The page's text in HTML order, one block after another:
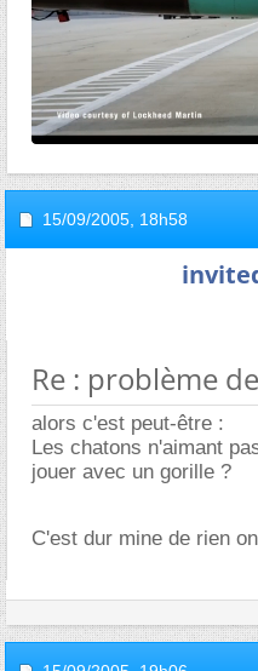
15/09/2005, 18h58
Re : problème
alors c'est peut-être :
Les chatons n'aimant
jouer avec un gorille ?
C'est dur mine de rien